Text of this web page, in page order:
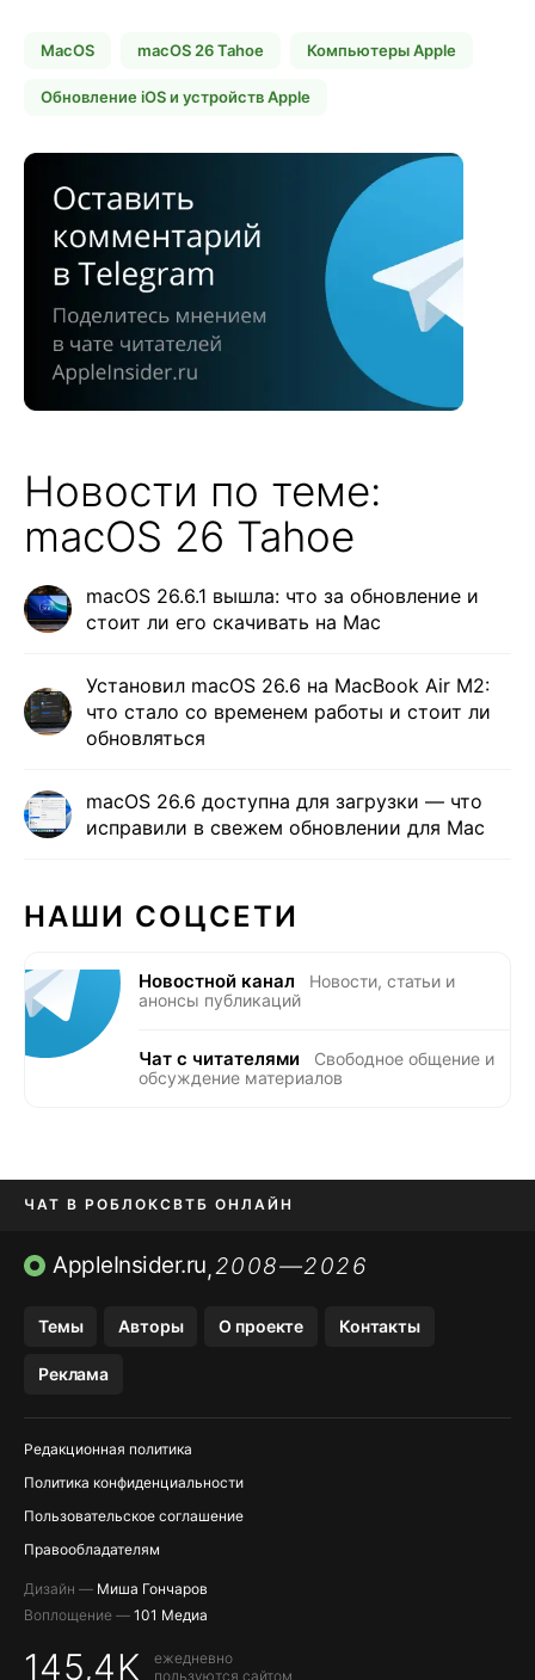
MacOS macOS 26 Tahoe Компьютеры Apple
Обновление iOS и устройств Apple
Новости по теме:
macOS 26 Tahoe
macOS 26.6.1 вышла: что за обновление и
стоит ли его скачивать на Mac
Установил macOS 26.6 на MacBook Air M2:
что стало со временем работы и стоит ли
обновляться
macOS 26.6 доступна для загрузки — что
исправили в свежем обновлении для Mac
НАШИ СОЦСЕТИ
Новостной канал
Новости, статьи и
анонсы публикаций
Чат с читателями
Свободное общение и
обсуждение материалов
ЧАТ В РОБЛОКСВТБ ОНЛАЙН
ПРИЛОЖЕНИЯ APP STORE
AppleInsider.ru,2008—2026
Темы Авторы О проекте Контакты
Реклама
Редакционная политика
Политика конфиденциальности
Пользовательское соглашение
Правообладателям
Дизайн — Миша Гончаров
Воплощение — 101 Медиа
145,4K
ежедневно
пользуются сайтом